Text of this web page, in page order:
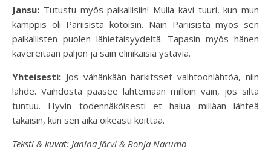
Jansu: Tutustu myös paikallisiin! Mulla kävi tuuri, kun mun
kämppis oli Pariisista kotoisin. Näin Pariisista myös sen
paikallisten puolen lähietäisyydeltä. Tapasin myös hänen
kavereitaan paljon ja sain elinikäisiä ystäviä.
Yhteisesti: Jos vähänkään harkitsset vaihtoonlähtöä, niin
lähde. Vaihdosta pääsee lähtemään milloin vain, jos siltä
tuntuu. Hyvin todennäköisesti et halua millään lähteä
takaisin, kun sen aika oikeasti koittaa.
Teksti & kuvat: Janina Järvi & Ronja Narumo